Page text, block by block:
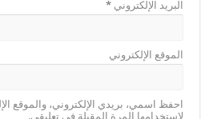
البريد الإلكتروني*
الموقع الإلكتروني
احفظ اسمي، بريدي الإلكتروني، والموقع
لاستخدامها المرة المقبلة في تعليقي.